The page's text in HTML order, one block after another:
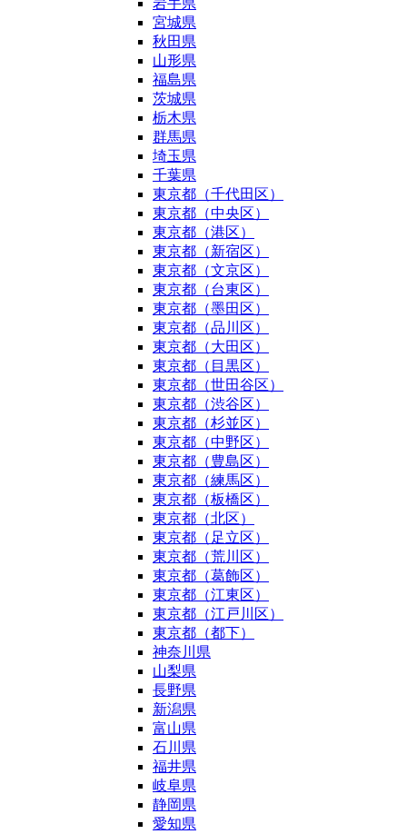
岩手県
宮城県
秋田県
山形県
福島県
茨城県
栃木県
群馬県
埼玉県
千葉県
東京都（千代田区）
東京都（中央区）
東京都（港区）
東京都（新宿区）
東京都（文京区）
東京都（台東区）
東京都（墨田区）
東京都（品川区）
東京都（大田区）
東京都（目黒区）
東京都（世田谷区）
東京都（渋谷区）
東京都（杉並区）
東京都（中野区）
東京都（豊島区）
東京都（練馬区）
東京都（板橋区）
東京都（北区）
東京都（足立区）
東京都（荒川区）
東京都（葛飾区）
東京都（江東区）
東京都（江戸川区）
東京都（都下）
神奈川県
山梨県
長野県
新潟県
富山県
石川県
福井県
岐阜県
静岡県
愛知県